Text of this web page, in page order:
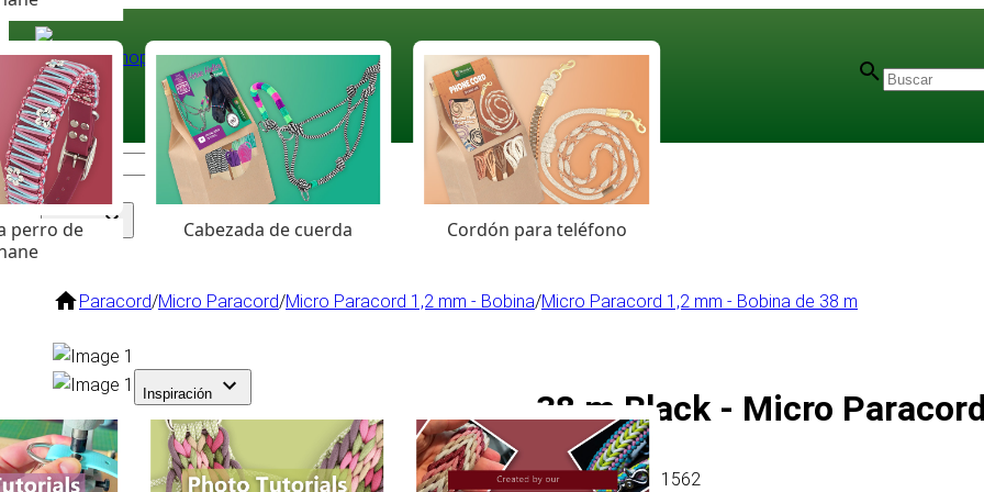
Paracord
Coloured Cord Paradise
Surtido
perro de
Cabezada de cuerda Cordón para teléfono
Inspiración
Paracord/Micro Paracord/Micro Paracord 1,2 mm - Bobina/Micro Paracord 1,2 mm - Bobina de 38 m
38 m Black - Micro
Artículo # MT011562